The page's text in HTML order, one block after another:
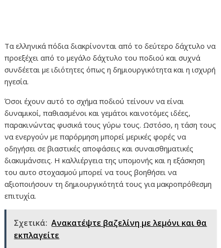
Τα ελληνικά πόδια διακρίνονται από το δεύτερο δάχτυλο να
προεξέχει ​​από το μεγάλο δάχτυλο του ποδιού και συχνά
συνδέεται με ιδιότητες όπως η δημιουργικότητα και η ισχυρή
ηγεσία.
Όσοι έχουν αυτό το σχήμα ποδιού τείνουν να είναι
δυναμικοί, παθιασμένοι και γεμάτοι καινοτόμες ιδέες,
παρακινώντας φυσικά τους γύρω τους. Ωστόσο, η τάση τους
να ενεργούν με παρόρμηση μπορεί μερικές φορές να
οδηγήσει σε βιαστικές αποφάσεις και συναισθηματικές
διακυμάνσεις. Η καλλιέργεια της υπομονής και η εξάσκηση
του αυτο στοχασμού μπορεί να τους βοηθήσει να
αξιοποιήσουν τη δημιουργικότητά τους για μακροπρόθεσμη
επιτυχία.
Σχετικά: Ανακατέψτε βαζελίνη με λεμόνι και θα
εκπλαγείτε